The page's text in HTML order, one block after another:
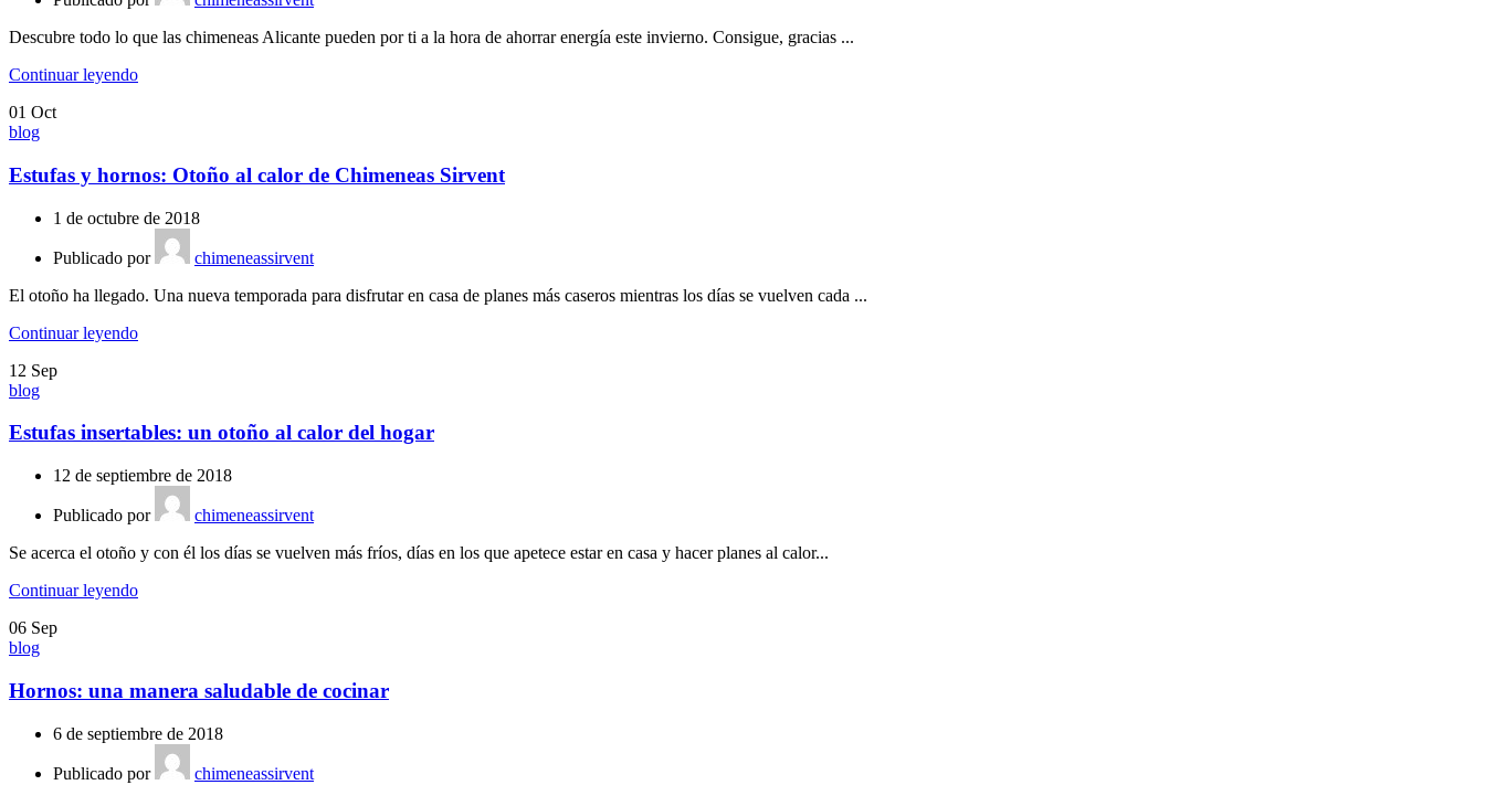
Descubre todo lo que las chimeneas Alicante pueden por ti a la hora de ahorrar energía este invierno. Consigue, gracias ...
Continuar leyendo
01 Oct
blog
Estufas y hornos: Otoño al calor de Chimeneas Sirvent
1 de octubre de 2018
Publicado por
chimeneassirvent
El otoño ha llegado. Una nueva temporada para disfrutar en casa de planes más caseros mientras los días se vuelven cada ...
Continuar leyendo
12 Sep
blog
Estufas insertables: un otoño al calor del hogar
12 de septiembre de 2018
Publicado por
chimeneassirvent
Se acerca el otoño y con él los días se vuelven más fríos, días en los que apetece estar en casa y hacer planes al calor...
Continuar leyendo
06 Sep
blog
Hornos: una manera saludable de cocinar
6 de septiembre de 2018
Publicado por chimeneassirvent